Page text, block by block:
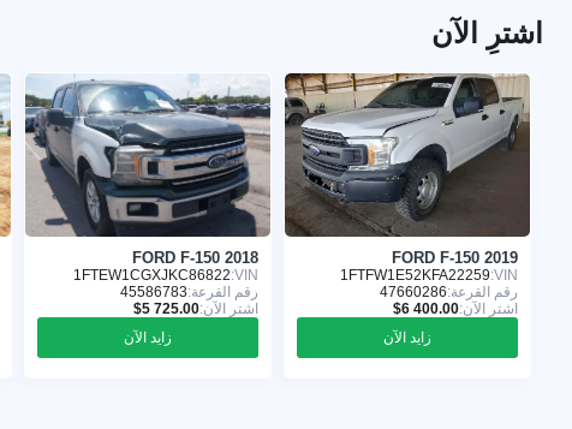
اشترِ الآن
FORD F-150 2019
VIN:
1FTFW1E52KFA22259
رقم القرعة:47660286
اشترِ الآن:
زايد الآن
FORD F-150 2018
VIN:
1FTEW1CGXJKC86822
رقم القرعة:45586783
اشترِ الآن:
زايد الآن